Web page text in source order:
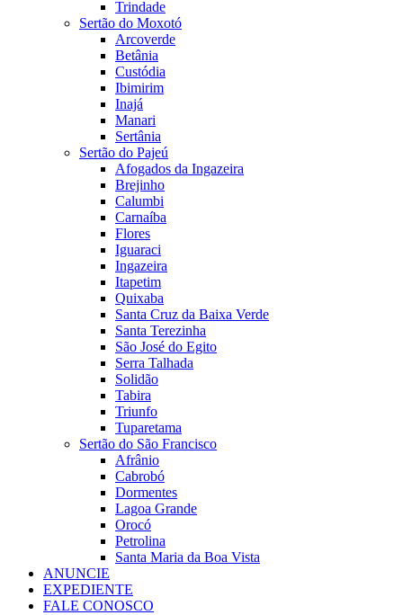
Trindade
Sertão do Moxotó
Arcoverde
Betânia
Custódia
Ibimirim
Inajá
Manari
Sertânia
Sertão do Pajeú
Afogados da Ingazeira
Brejinho
Calumbi
Carnaíba
Flores
Iguaraci
Ingazeira
Itapetim
Quixaba
Santa Cruz da Baixa Verde
Santa Terezinha
São José do Egito
Serra Talhada
Solidão
Tabira
Triunfo
Tuparetama
Sertão do São Francisco
Afrânio
Cabrobó
Dormentes
Lagoa Grande
Orocó
Petrolina
Santa Maria da Boa Vista
ANUNCIE
EXPEDIENTE
FALE CONOSCO